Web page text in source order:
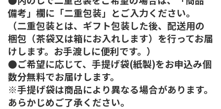
備考」欄に「二重包装」とご入力ください。
（二重包装とは、ギフト包装した後、配送用の
梱包（茶袋又は箱にお入れします）を行ってお届
けします。お手渡しに便利です。）
●ご希望に応じて、手提げ袋(紙製)をお申込み個
数分無料でお届けします。
※手提げ袋は商品により異なる場合があります。
あらかじめご了承ください。